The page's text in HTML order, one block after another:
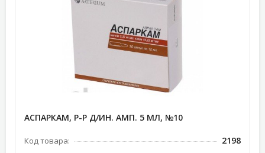
АСПАРКАМ, Р-Р Д/ИН. АМП. 5 МЛ, №10
Код товара: 2198